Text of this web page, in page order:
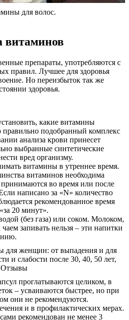
для волос.
витаминов
препараты, употребляются с
правил. Лучшее для здоровья
Но переизбыток так же
здоровья.
какие витамины
правильно подобранный комплекс
анализа крови принесет
выбранные синтетические
вред организму.
витамины в утреннее время.
витаминов необходима
во время или после
написано за «N» количество
рекомендованное время
20 минут».
(без газа) или соком. Молоком,
запивать нельзя – эти напитки
проглатываются целиком, в
– усваиваются быстрее, но при
они не рекомендуются.
и в профилактических мерах.
рекомендован не менее 3